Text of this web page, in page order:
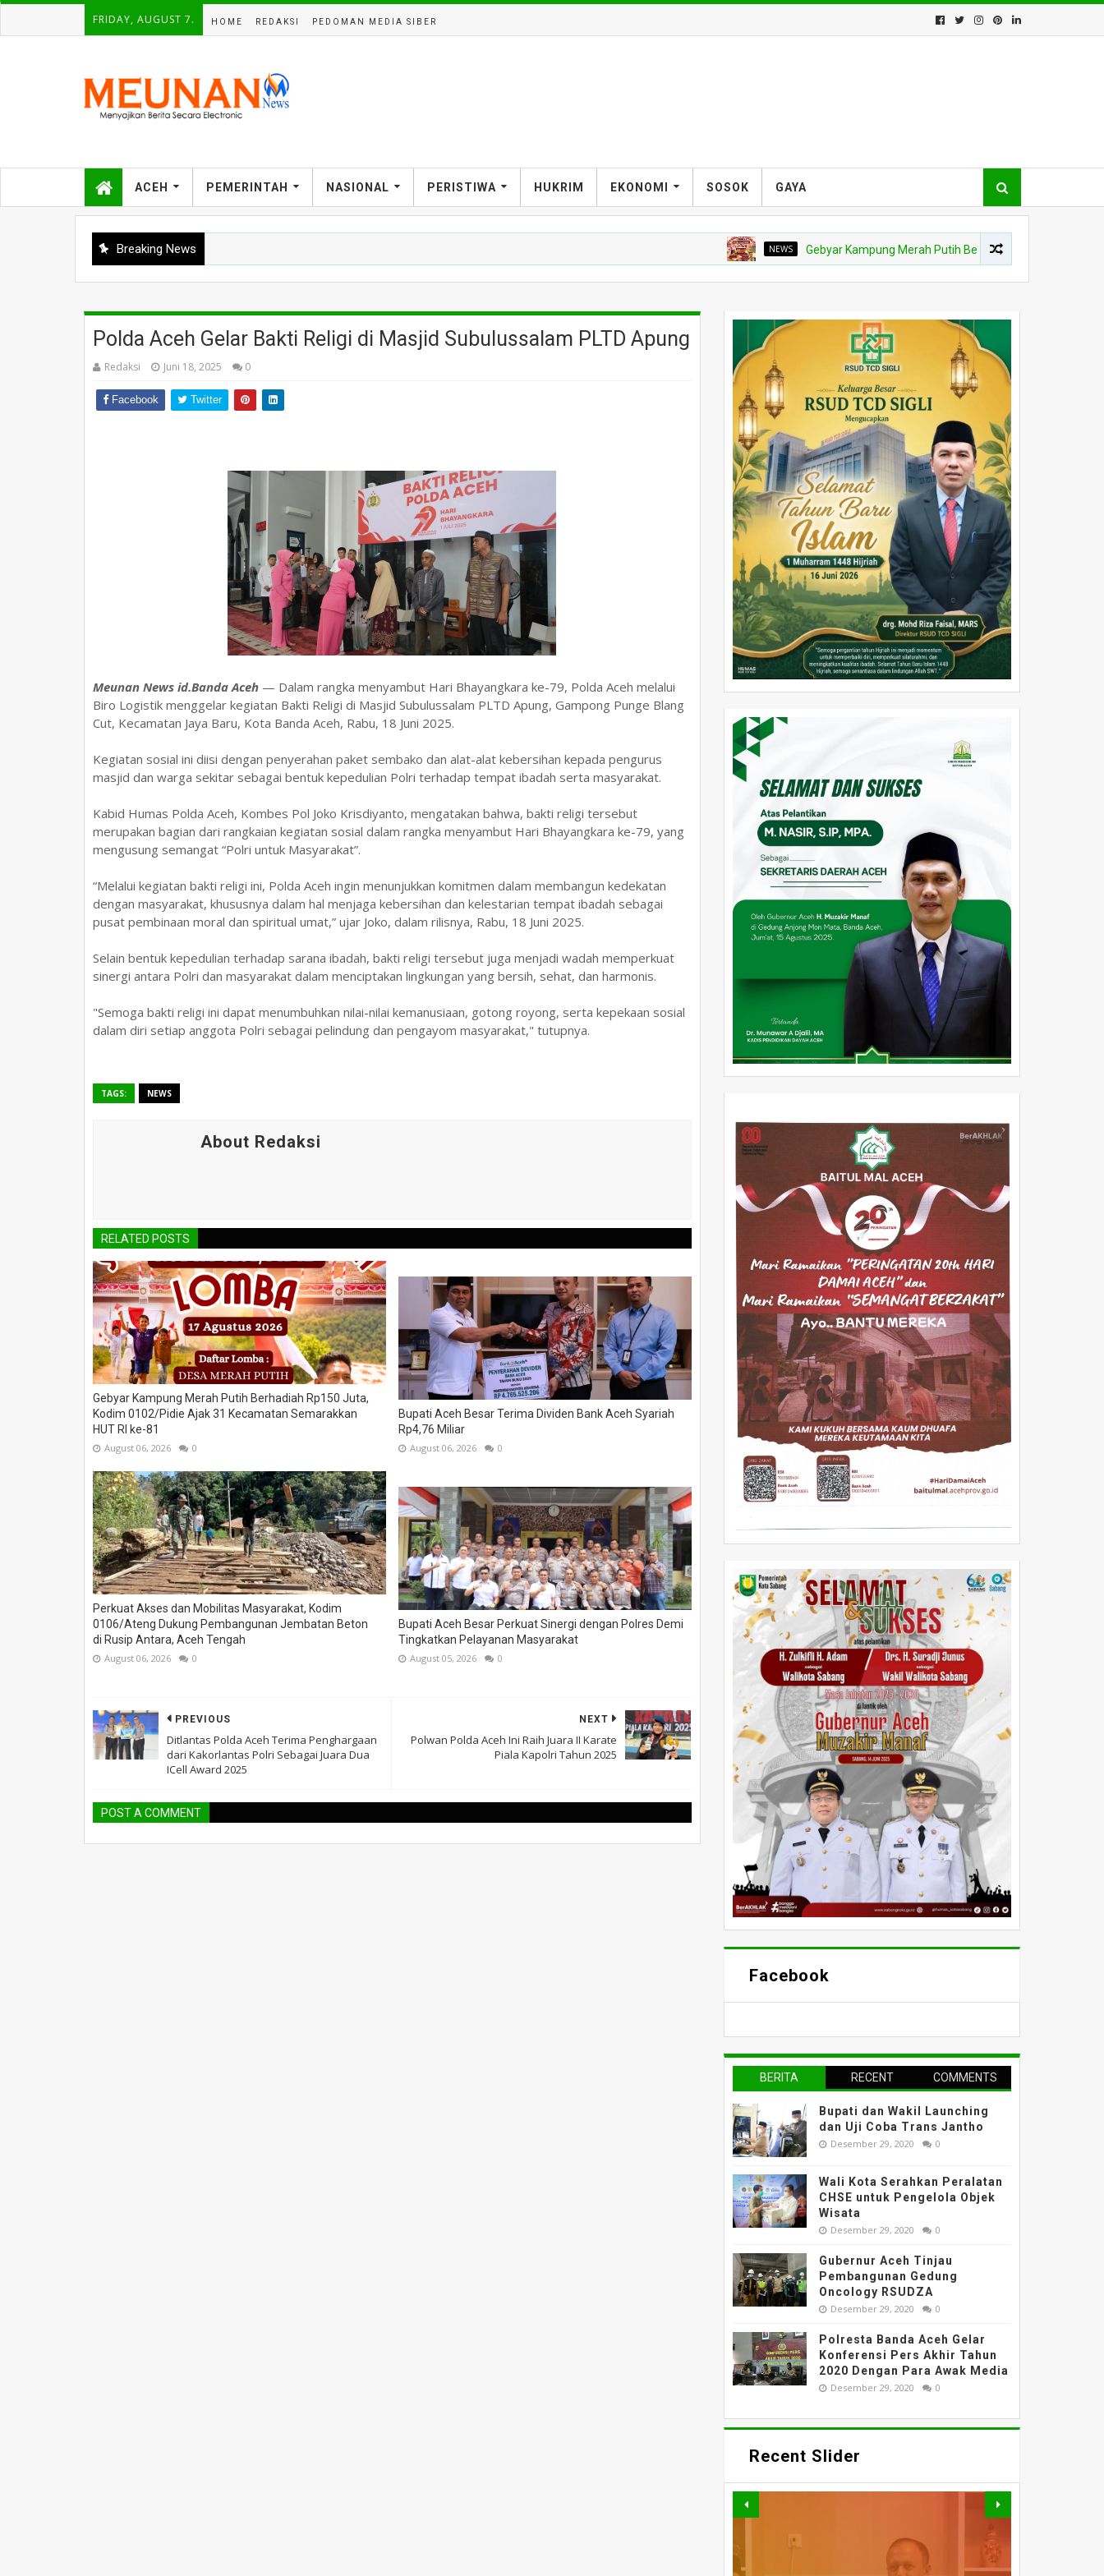
FRIDAY, AUGUST 7. HOME REDAKSI PEDOMAN MEDIA SIBER
ACEH PEMERINTAH NASIONAL PERISTIWA HUKRIM EKONOMI SOSOK GAYA
Breaking News NEWS Gebyar Kampung Merah Putih Berhadiah Rp150 Juta, Kodim 0102/
Polda Aceh Gelar Bakti Religi di Masjid Subulussalam PLTD Apung
Redaksi Juni 18, 2025 0
Facebook Twitter
Meunan News id.Banda Aceh — Dalam rangka menyambut Hari Bhayangkara ke-79, Polda Aceh melalui
Biro Logistik menggelar kegiatan Bakti Religi di Masjid Subulussalam PLTD Apung, Gampong Punge Blang
Cut, Kecamatan Jaya Baru, Kota Banda Aceh, Rabu, 18 Juni 2025.
Kegiatan sosial ini diisi dengan penyerahan paket sembako dan alat-alat kebersihan kepada pengurus
masjid dan warga sekitar sebagai bentuk kepedulian Polri terhadap tempat ibadah serta masyarakat.
Kabid Humas Polda Aceh, Kombes Pol Joko Krisdiyanto, mengatakan bahwa, bakti religi tersebut
merupakan bagian dari rangkaian kegiatan sosial dalam rangka menyambut Hari Bhayangkara ke-79, yang
mengusung semangat “Polri untuk Masyarakat”.
“Melalui kegiatan bakti religi ini, Polda Aceh ingin menunjukkan komitmen dalam membangun kedekatan
dengan masyarakat, khususnya dalam hal menjaga kebersihan dan kelestarian tempat ibadah sebagai
pusat pembinaan moral dan spiritual umat,” ujar Joko, dalam rilisnya, Rabu, 18 Juni 2025.
Selain bentuk kepedulian terhadap sarana ibadah, bakti religi tersebut juga menjadi wadah memperkuat
sinergi antara Polri dan masyarakat dalam menciptakan lingkungan yang bersih, sehat, dan harmonis.
"Semoga bakti religi ini dapat menumbuhkan nilai-nilai kemanusiaan, gotong royong, serta kepekaan sosial
dalam diri setiap anggota Polri sebagai pelindung dan pengayom masyarakat," tutupnya.
TAGS: NEWS
About Redaksi
RELATED POSTS
Gebyar Kampung Merah Putih Berhadiah Rp150 Juta,
Kodim 0102/Pidie Ajak 31 Kecamatan Semarakkan
HUT RI ke-81
August 06, 2026 0
Bupati Aceh Besar Terima Dividen Bank Aceh Syariah
Rp4,76 Miliar
August 06, 2026 0
Perkuat Akses dan Mobilitas Masyarakat, Kodim
0106/Ateng Dukung Pembangunan Jembatan Beton
di Rusip Antara, Aceh Tengah
August 06, 2026 0
Bupati Aceh Besar Perkuat Sinergi dengan Polres Demi
Tingkatkan Pelayanan Masyarakat
August 05, 2026 0
NEXT
Polwan Polda Aceh Ini Raih Juara II Karate
Piala Kapolri Tahun 2025
PREVIOUS
Ditlantas Polda Aceh Terima Penghargaan
dari Kakorlantas Polri Sebagai Juara Dua
ICell Award 2025
POST A COMMENT
Facebook
BERITA
RECENT COMMENTS
Bupati dan Wakil Launching
dan Uji Coba Trans Jantho
Desember 29, 2020 0
Wali Kota Serahkan Peralatan
CHSE untuk Pengelola Objek
Wisata
Desember 29, 2020 0
Gubernur Aceh Tinjau
Pembangunan Gedung
Oncology RSUDZA
Desember 29, 2020 0
Polresta Banda Aceh Gelar
Konferensi Pers Akhir Tahun
2020 Dengan Para Awak Media
Desember 29, 2020 0
Recent Slider
PERKUAT AKSES DAN